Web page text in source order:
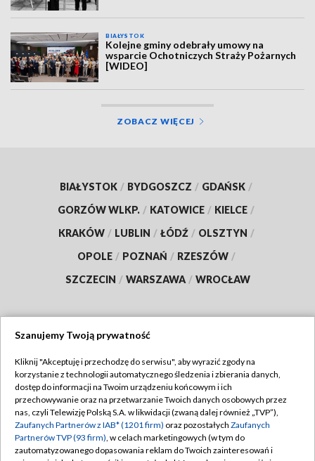
BIAŁYSTOK
Kolejne gminy odebrały umowy na
wsparcie Ochotniczych Straży Pożarnych
[WIDEO]
ZOBACZ WIĘCEJ
BIAŁYSTOK / BYDGOSZCZ / GDAŃSK /
GORZÓW WLKP. / KATOWICE / KIELCE /
KRAKÓW / LUBLIN / ŁÓDŹ / OLSZTYN /
OPOLE / POZNAŃ / RZESZÓW /
SZCZECIN / WARSZAWA / WROCŁAW
TVP
Abonament TVP
Emisja w TVP
Centrum informacji TVP
Regulamin TVP
Polityka prywatności
Moje zgody
Szanujemy Twoją prywatność
Kliknij "Akceptuję i przechodzę do serwisu", aby wyrazić zgody na
korzystanie z technologii automatycznego śledzenia i zbierania danych,
dostęp do informacji na Twoim urządzeniu końcowym i ich
przechowywanie oraz na przetwarzanie Twoich danych osobowych przez
nas, czyli Telewizję Polską S.A. w likwidacji (zwaną dalej również „TVP”),
Zaufanych Partnerów z IAB* (1201 firm) oraz pozostałych Zaufanych
Partnerów TVP (93 firm), w celach marketingowych (w tym do
zautomatyzowanego dopasowania reklam do Twoich zainteresowań i